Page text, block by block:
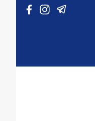
Vai al contenuto